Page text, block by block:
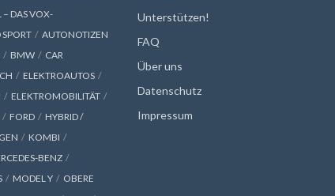
DAS VOX-
AUTONOTIZEN
BMW
CAR
ELEKTROAUTOS
ELEKTROMOBILITÄT
FORD
HYBRID /
KOMBI
BENZ
MODEL Y
OBERE
Unterstützen!
FAQ
Über uns
Datenschutz
Impressum